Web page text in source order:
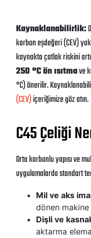
Kaynaklanabilirlik:
karbon eşdeğeri (CEV)
kaynakta çatlak riskini
250 °C ön ısıtmave
°C) önerilir.
(CEV)içeriğimize göz atın.
C45 Çeliği
Orta karbonlu yapısı ve
uygulamalarda standart
Mil ve aks
dönen makine
Dişli ve
aktarma